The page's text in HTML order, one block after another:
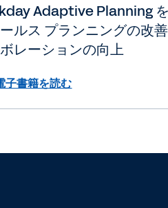
Adaptive Planning
ルス プランニングの改
レーションの向上
子書籍を読む